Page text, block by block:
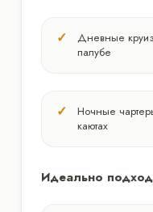
Дневные
палубе
Ночные
каютах
Идеально